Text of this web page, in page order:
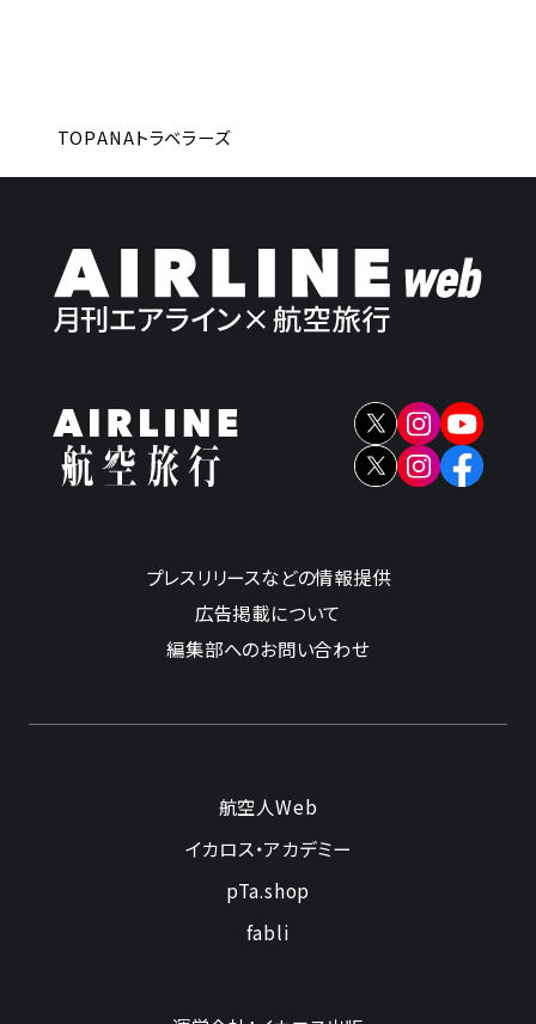
TOPANAトラベラーズ
プレスリリースなどの情報提供
広告掲載について
編集部へのお問い合わせ
航空人Web
イカロス・アカデミー
pTa.shop
fabli